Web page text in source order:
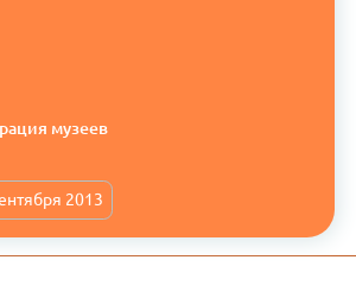
музеев
2013